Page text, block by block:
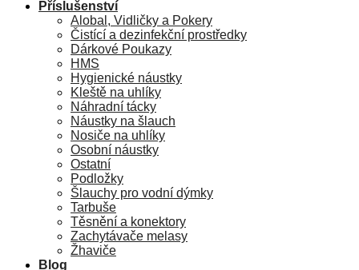
Příslušenství
Alobal, Vidličky a Pokery
Čistící a dezinfekční prostředky
Dárkové Poukazy
HMS
Hygienické náustky
Kleště na uhlíky
Náhradní tácky
Náustky na šlauch
Nosiče na uhlíky
Osobní náustky
Ostatní
Podložky
Šlauchy pro vodní dýmky
Tarbuše
Těsnění a konektory
Zachytávače melasy
Žhaviče
Blog